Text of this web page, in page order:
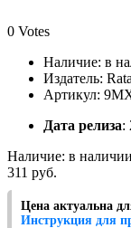
0 Votes
Наличие: в
Издатель:
Артикул:
Дата релиза:
Наличие: в наличии
311 руб.
Цена актуальна
Инструкция для